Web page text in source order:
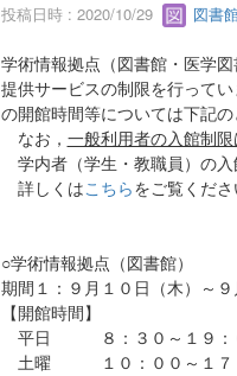
投稿日時 : 2020/10/29 図書
学術情報拠点（図書館・医学
提供サービスの制限を行ってい
の開館時間等については下記の
なお， 一般利用者の入館制限
学内者（学生・教職員）の入
詳しくはこちらをご覧くださ
○学術情報拠点（図書館）
期間１：９月１０日（木）～９
【開館時間】
平日 ８：３０～１９：
土曜 １０：００～１７